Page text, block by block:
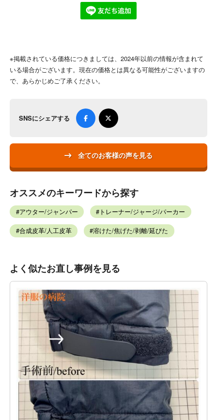
※掲載されている価格につきましては、2024年以前の情報が含まれて
いる場合がございます。現在の価格とは異なる可能性がございますの
で、あらかじめご了承ください。
SNSにシェアする
全てのお客様の声を見る
オススメのキーワードから探す
アウター/ジャンパー トレーナー/ジャージ/パーカー
合成皮革/人工皮革 溶けた/焦げた/剥離/延びた
よく似たお直し事例を見る